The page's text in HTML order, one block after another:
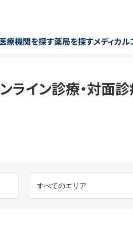
療機関を探す薬局を探すメディカル
イン診療・対面診